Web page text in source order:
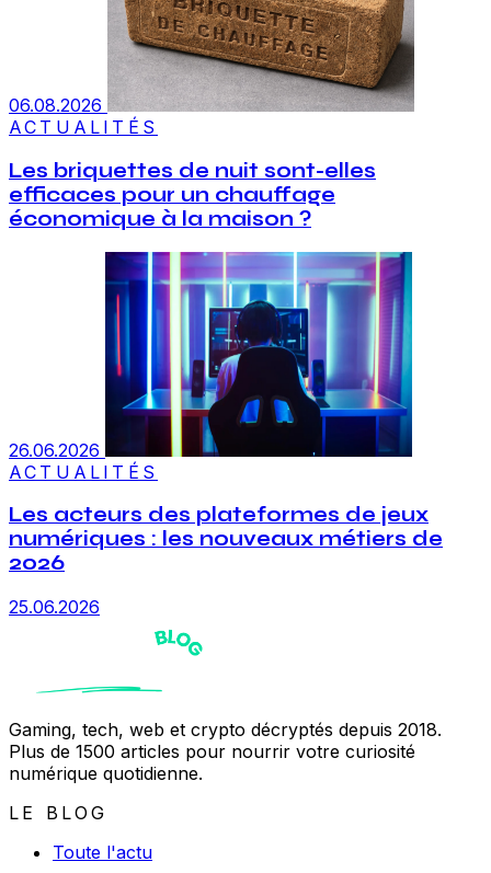
06.08.2026
ACTUALITÉS
Les briquettes de nuit sont-elles
efficaces pour un chauffage
économique à la maison ?
26.06.2026
ACTUALITÉS
Les acteurs des plateformes de jeux
numériques : les nouveaux métiers de
2026
25.06.2026
Gaming, tech, web et crypto décryptés depuis 2018.
Plus de 1500 articles pour nourrir votre curiosité
numérique quotidienne.
LE BLOG
Toute l'actu